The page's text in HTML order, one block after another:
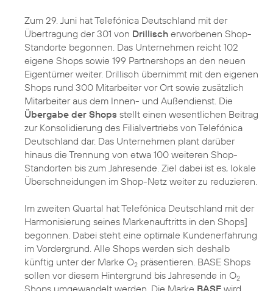
Zum 29. Juni hat Telefónica Deutschland mit der
Übertragung der 301 von Drillisch erworbenen Shop-
Standorte begonnen. Das Unternehmen reicht 102
eigene Shops sowie 199 Partnershops an den neuen
Eigentümer weiter. Drillisch übernimmt mit den eigenen
Shops rund 300 Mitarbeiter vor Ort sowie zusätzlich
Mitarbeiter aus dem Innen- und Außendienst. Die
Übergabe der Shops stellt einen wesentlichen Beitrag
zur Konsolidierung des Filialvertriebs von Telefónica
Deutschland dar. Das Unternehmen plant darüber
hinaus die Trennung von etwa 100 weiteren Shop-
Standorten bis zum Jahresende. Ziel dabei ist es, lokale
Überschneidungen im Shop-Netz weiter zu reduzieren.
Im zweiten Quartal hat Telefónica Deutschland mit der
Harmonisierung seines Markenauftritts in den Shops]
begonnen. Dabei steht eine optimale Kundenerfahrung
im Vordergrund. Alle Shops werden sich deshalb
künftig unter der Marke O2 präsentieren. BASE Shops
sollen vor diesem Hintergrund bis Jahresende in O2
Shops umgewandelt werden. Die Marke BASE wird